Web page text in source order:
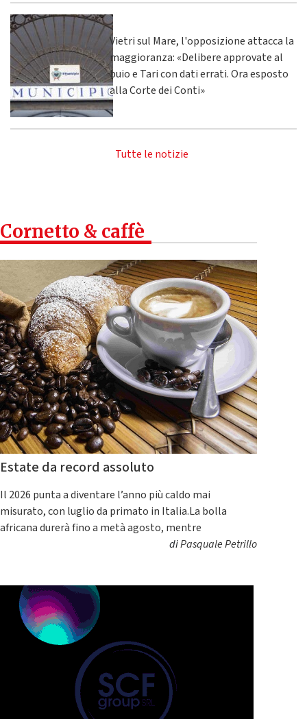
Vietri sul Mare, l'opposizione attacca la
maggioranza: «Delibere approvate al
buio e Tari con dati errati. Ora esposto
alla Corte dei Conti»
Tutte le notizie
Cornetto & caffè
Estate da record assoluto
Il 2026 punta a diventare l’anno più caldo mai
misurato, con luglio da primato in Italia.La bolla
africana durerà fino a metà agosto, mentre
diPasquale Petrillo